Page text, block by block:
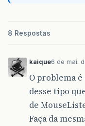
8 Respostas
kaique6 de mai.
O problema
desse tipo
de
Faça da